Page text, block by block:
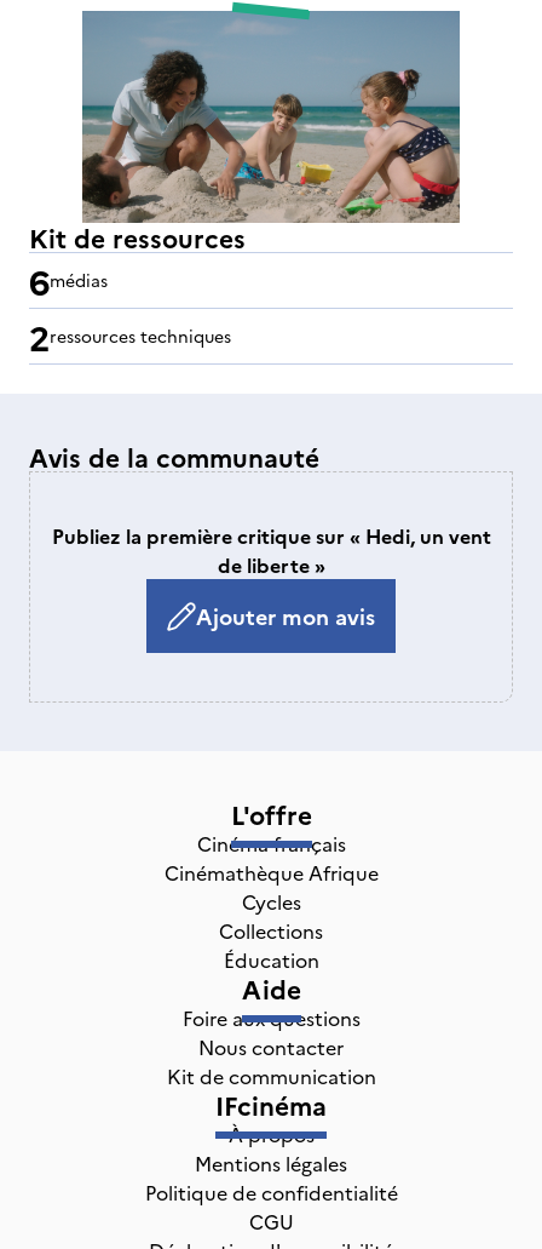
Kit de ressources
6médias
2ressources techniques
Avis de la communauté
Publiez la première critique sur « Hedi, un vent
de liberte »
Ajouter mon avis
L'offre
Cinéma français
Cinémathèque Afrique
Cycles
Collections
Éducation
Aide
Foire aux questions
Nous contacter
Kit de communication
IFcinéma
À propos
Mentions légales
Politique de confidentialité
CGU